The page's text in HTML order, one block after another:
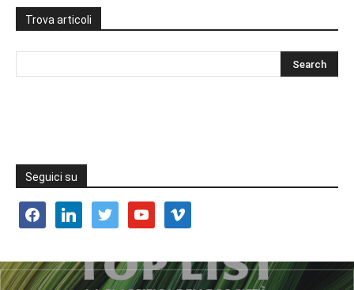
Trova articoli
Seguici su
facebooklinkedin twitter youtube vimeo